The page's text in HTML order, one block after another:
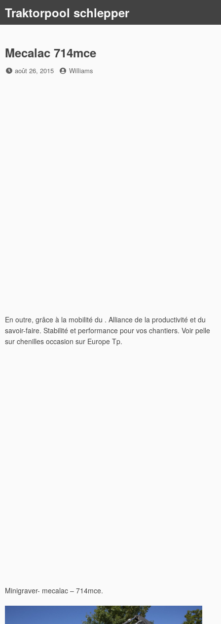
content
Traktorpool schlepper
Mecalac 714mce
Posted
août 26, 2015 by
Williams
En outre, grâce à la mobilité du . Alliance de la productivité et du
savoir-faire. Stabilité et performance pour vos chantiers. Voir pelle
sur chenilles occasion sur Europe Tp.
Minigraver- mecalac – 714mce.